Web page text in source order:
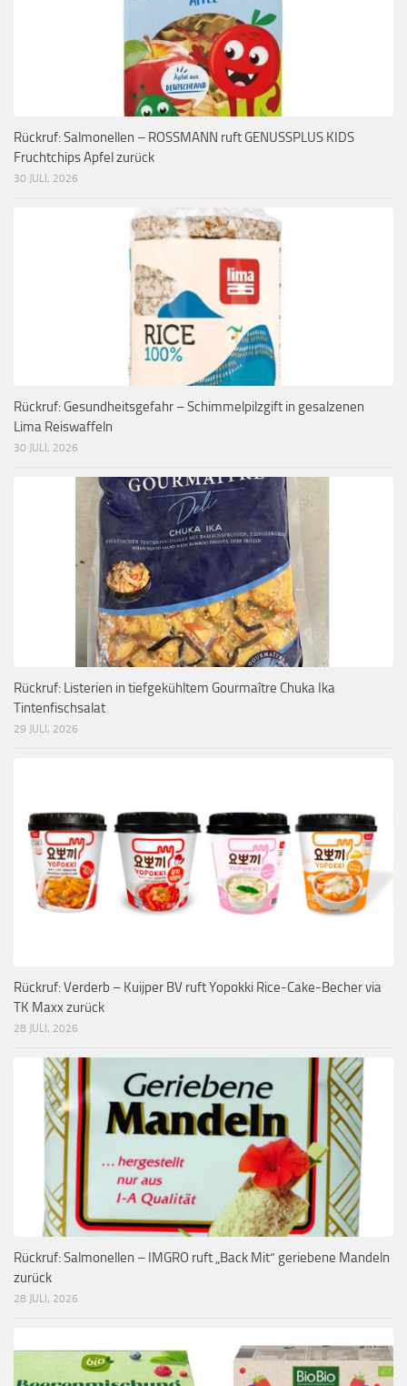
Rückruf: Salmonellen – ROSSMANN ruft GENUSSPLUS KIDS
Fruchtchips Apfel zurück
30 JULI, 2026
Rückruf: Gesundheitsgefahr – Schimmelpilzgift in gesalzenen
Lima Reiswaffeln
30 JULI, 2026
Rückruf: Listerien in tiefgekühltem Gourmaître Chuka Ika
Tintenfischsalat
29 JULI, 2026
Rückruf: Verderb – Kuijper BV ruft Yopokki Rice-Cake-Becher via
TK Maxx zurück
28 JULI, 2026
Rückruf: Salmonellen – IMGRO ruft „Back Mit“ geriebene Mandeln
zurück
28 JULI, 2026